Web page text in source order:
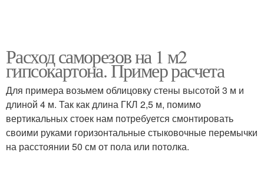
Расход саморезов на 1 м2
гипсокартона. Пример расчета
Для примера возьмем облицовку стены высотой 3 м и
длиной 4 м. Так как длина ГКЛ 2,5 м, помимо
вертикальных стоек нам потребуется смонтировать
своими руками горизонтальные стыковочные перемычки
на расстоянии 50 см от пола или потолка.